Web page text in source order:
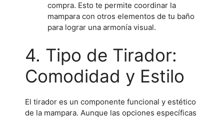
compra. Esto te permite coordinar la
mampara con otros elementos de tu baño
para lograr una armonía visual.
4. Tipo de Tirador:
Comodidad y Estilo
El tirador es un componente funcional y estético
de la mampara. Aunque las opciones específicas